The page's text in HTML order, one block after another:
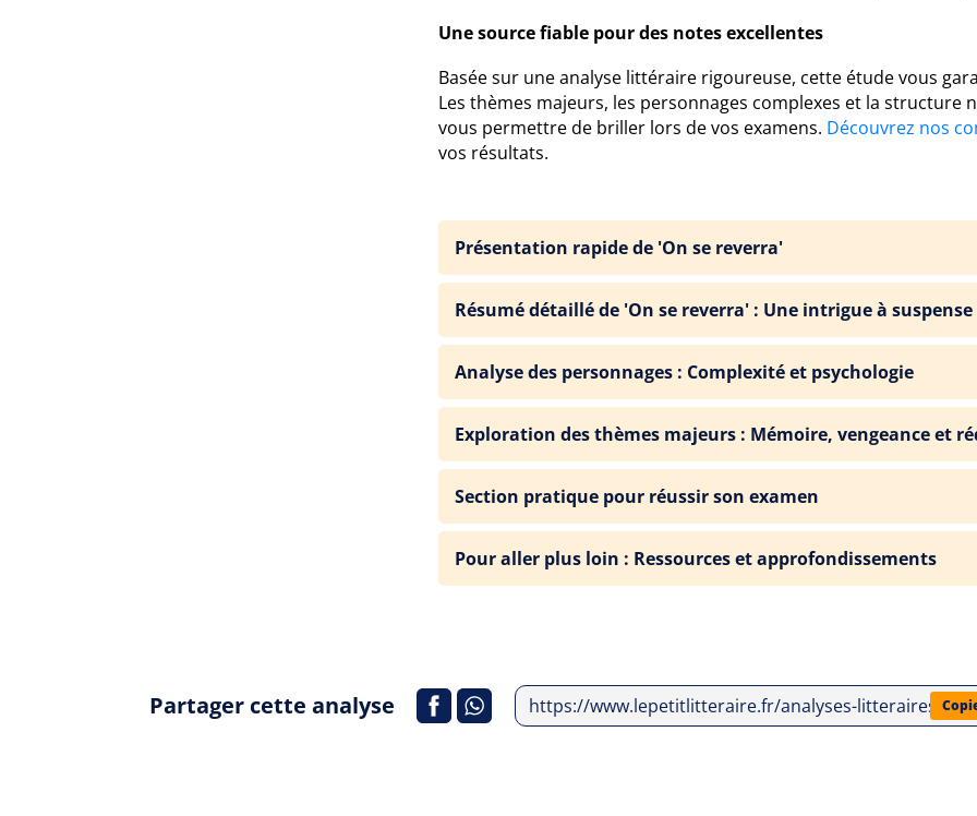
Une source fiable pour des notes excellentes
Basée sur une analyse littéraire rigoureuse, cette étude vous
Les thèmes majeurs, les personnages complexes et la
vous permettre de briller lors de vos examens. Découvrez nos
vos résultats.
Présentation rapide de 'On se reverra'
Résumé détaillé de 'On se reverra' : Une intrigue à suspense
Analyse des personnages : Complexité et psychologie
Exploration des thèmes majeurs : Mémoire, vengeance et
Section pratique pour réussir son examen
Pour aller plus loin : Ressources et approfondissements
Partager cette analyse https://www.lepetitlitteraire.fr/analyses-litteraires/lisa-